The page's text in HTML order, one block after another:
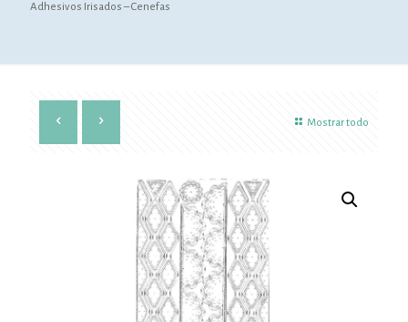
Adhesivos Irisados – Cenefas
Mostrar todo